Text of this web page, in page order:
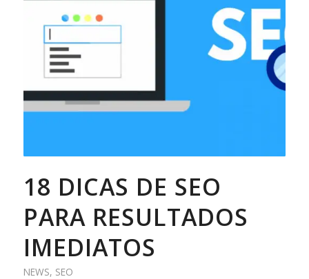
18 DICAS DE SEO
PARA RESULTADOS
IMEDIATOS
NEWS, SEO